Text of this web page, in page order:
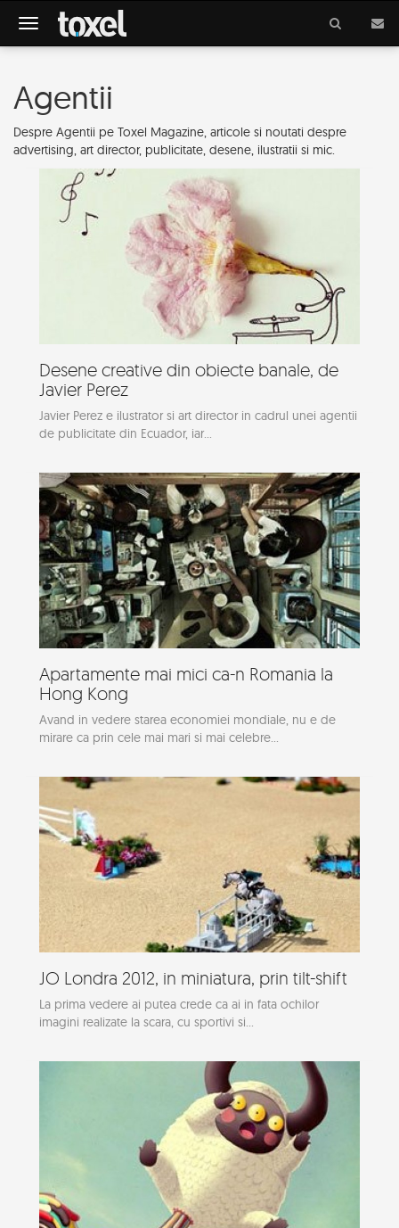
Meniu
Agentii
Despre Agentii pe Toxel Magazine, articole si noutati despre
advertising, art director, publicitate, desene, ilustratii si mic.
Desene creative din obiecte banale, de
Javier Perez
Javier Perez e ilustrator si art director in cadrul unei agentii
de publicitate din Ecuador, iar...
Apartamente mai mici ca-n Romania la
Hong Kong
Avand in vedere starea economiei mondiale, nu e de
mirare ca prin cele mai mari si mai celebre...
JO Londra 2012, in miniatura, prin tilt-shift
La prima vedere ai putea crede ca ai in fata ochilor
imagini realizate la scara, cu sportivi si...